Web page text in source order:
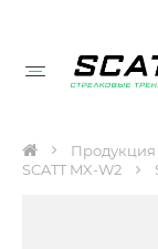
Продукция
SCATT MX-W2